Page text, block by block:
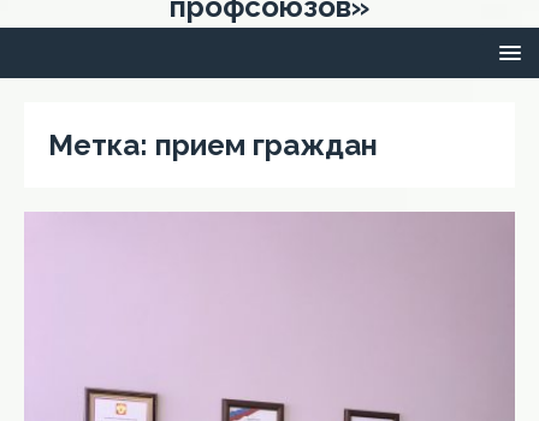
Метка: прием граждан